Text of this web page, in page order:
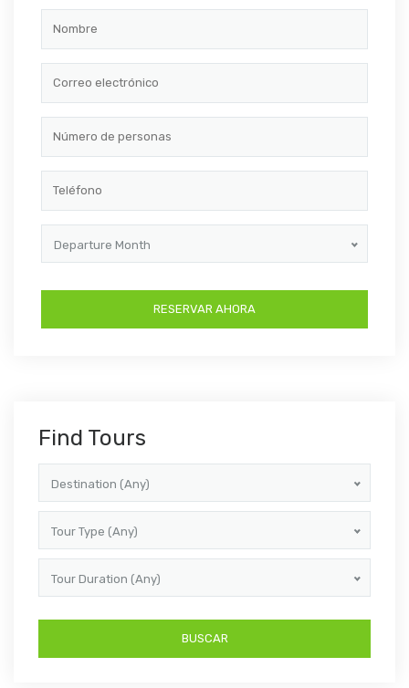
Departure Month
Find Tours
Destination (Any)
Tour Type (Any)
Tour Duration (Any)